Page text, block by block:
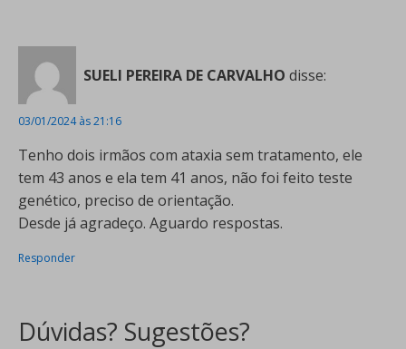
SUELI PEREIRA DE CARVALHO disse:
03/01/2024 às 21:16
Tenho dois irmãos com ataxia sem tratamento, ele
tem 43 anos e ela tem 41 anos, não foi feito teste
genético, preciso de orientação.
Desde já agradeço. Aguardo respostas.
Responder
Dúvidas? Sugestões?